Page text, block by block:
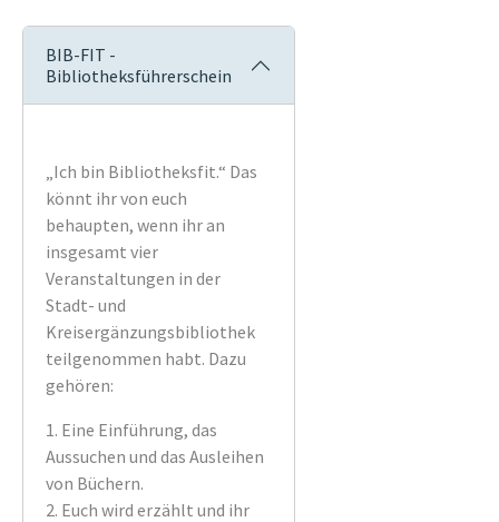
BIB-FIT -
Bibliotheksführerschein
„Ich bin Bibliotheksfit.“ Das
könnt ihr von euch
behaupten, wenn ihr an
insgesamt vier
Veranstaltungen in der
Stadt- und
Kreisergänzungsbibliothek
teilgenommen habt. Dazu
gehören:
1. Eine Einführung, das
Aussuchen und das Ausleihen
von Büchern.
2. Euch wird erzählt und ihr